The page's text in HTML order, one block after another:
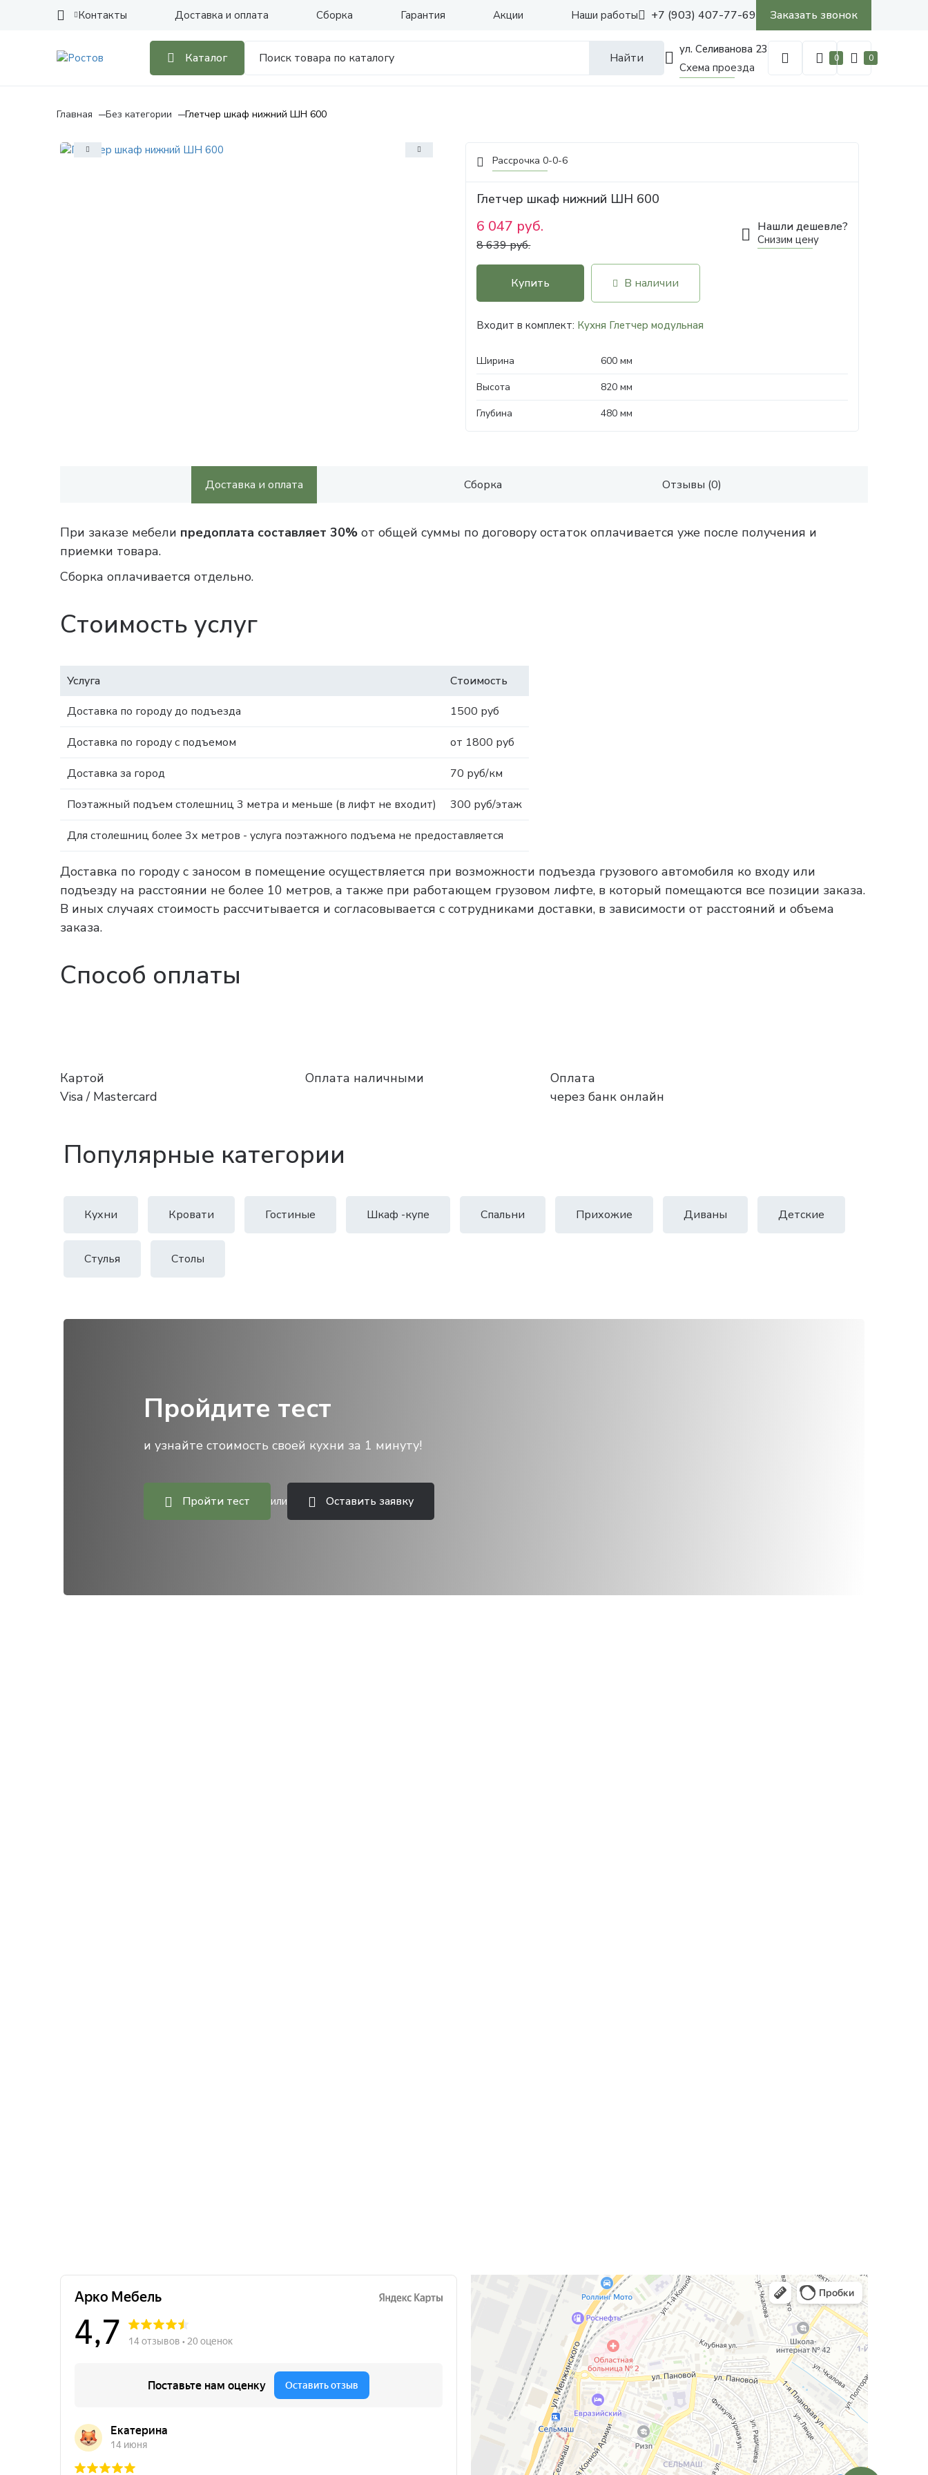
Контакты Доставка и оплата Сборка Гарантия Наши работы
Акции +7 (903) 407-77-69 Заказать звонок
Каталог Найти
ул. Селиванова 23
Схема проезда
0 0
Главная Без категории Глетчер шкаф нижний ШН 600
Рассрочка 0-0-6
Глетчер шкаф нижний ШН 600
6 047 руб.
8 639 руб.
Нашли дешевле?
Снизим цену
Купить В наличии
Входит в комплект: Кухня Глетчер модульная
Ширина
600 мм
Высота
820 мм
Глубина
480 мм
Доставка и оплата Сборка Отзывы (0)
При заказе мебели предоплата составляет 30% от общей суммы по договору остаток оплачивается уже после получения и
приемки товара.
Сборка оплачивается отдельно.
Стоимость услуг
Услуга
Стоимость
Доставка по городу до подъезда
1500 руб
Доставка по городу с подъемом от 1800 руб
Доставка за город 70 руб/км
Поэтажный подъем столешниц 3 метра и меньше (в лифт не входит) 300 руб/этаж
Для столешниц более 3х метров - услуга поэтажного подъема не предоставляется
Доставка по городу с заносом в помещение осуществляется при возможности подъезда грузового автомобиля ко входу или
подъезду на расстоянии не более 10 метров, а также при работающем грузовом лифте, в который помещаются все позиции заказа.
В иных случаях стоимость рассчитывается и согласовывается с сотрудниками доставки, в зависимости от расстояний и объема
заказа.
Способ оплаты
Картой
Visa / Mastercard
Оплата наличными
Оплата
через банк онлайн
Популярные категории
Кухни Кровати Гостиные Шкаф -купе Спальни Прихожие Диваны Детские
Стулья Столы
Пройдите тест
и узнайте стоимость своей кухни за 1 минуту!
Пройти тест или Оставить заявку